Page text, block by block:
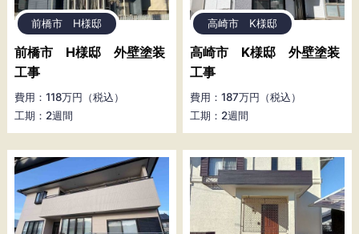
前橋市 H様邸
前橋市 H様邸 外壁塗装
工事
費用：118万円（税込）
工期：2週間
高崎市 K様邸
高崎市 K様邸 外壁塗装
工事
費用：187万円（税込）
工期：2週間